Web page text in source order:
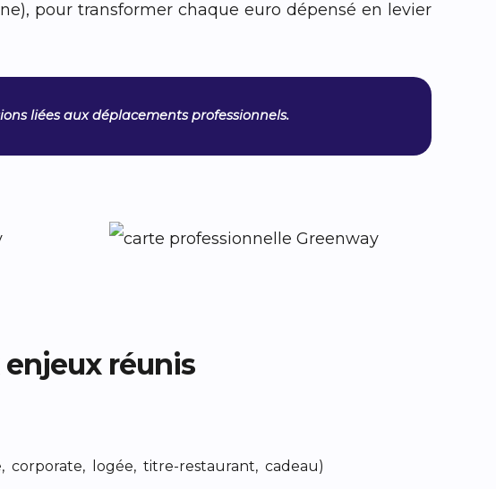
pour transformer chaque euro dépensé en levier
liées aux déplacements professionnels.
enjeux réunis
corporate, logée, titre-restaurant, cadeau)